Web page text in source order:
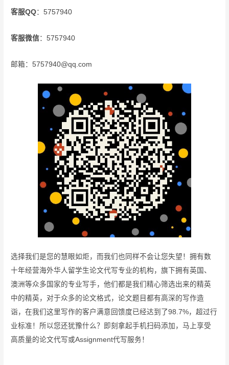
客服QQ：5757940
客服微信：5757940
邮箱：5757940@qq.com
选择我们是您的慧眼如炬，而我们也同样不会让您失望！拥有数
十年经营海外华人留学生论文代写专业的机构，旗下拥有英国、
澳洲等众多国家的专业写手，他们都是我们精心筛选出来的精英
中的精英，对于众多的论文格式，论文题目都有高深的写作造
诣，在我们这里写作的客户满意回馈度已经达到了98.7%，超过行
业标准！所以您还犹豫什么？即刻拿起手机扫码添加，马上享受
高质量的论文代写或Assignment代写服务！